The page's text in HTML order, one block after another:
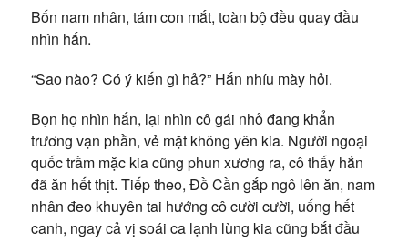
Bốn nam nhân, tám con mắt, toàn bộ đều quay đầu
nhìn hắn.
“Sao nào? Có ý kiến gì hả?” Hắn nhíu mày hỏi.
Bọn họ nhìn hắn, lại nhìn cô gái nhỏ đang khẩn
trương vạn phần, vẻ mặt không yên kia. Người ngoại
quốc trầm mặc kia cũng phun xương ra, cô thấy hắn
đã ăn hết thịt. Tiếp theo, Đồ Cần gắp ngô lên ăn, nam
nhân đeo khuyên tai hướng cô cười cười, uống hết
canh, ngay cả vị soái ca lạnh lùng kia cũng bắt đầu